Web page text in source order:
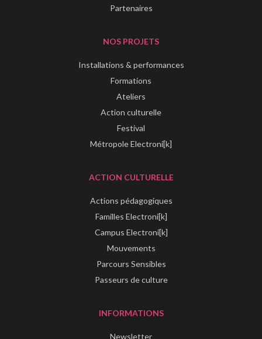
Partenaires
NOS PROJETS
Installations & performances
Formations
Ateliers
Action culturelle
Festival
Métropole Electroni[k]
ACTION CULTURELLE
Actions pédagogiques
Familles Electroni[k]
Campus Electroni[k]
Mouvements
Parcours Sensibles
Passeurs de culture
INFORMATIONS
Newsletter